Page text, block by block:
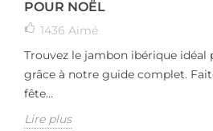
POUR NOËL
1436 Aimé
Trouvez le jambon ibérique idéal
grâce à notre guide complet.
fête...
Lire plus